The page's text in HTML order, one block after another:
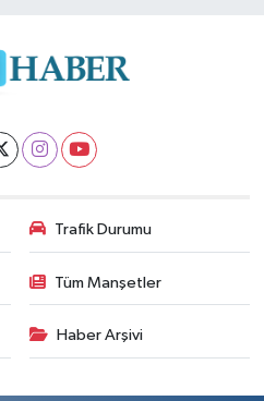
Trafik Durumu
Tüm Manşetler
Haber Arşivi